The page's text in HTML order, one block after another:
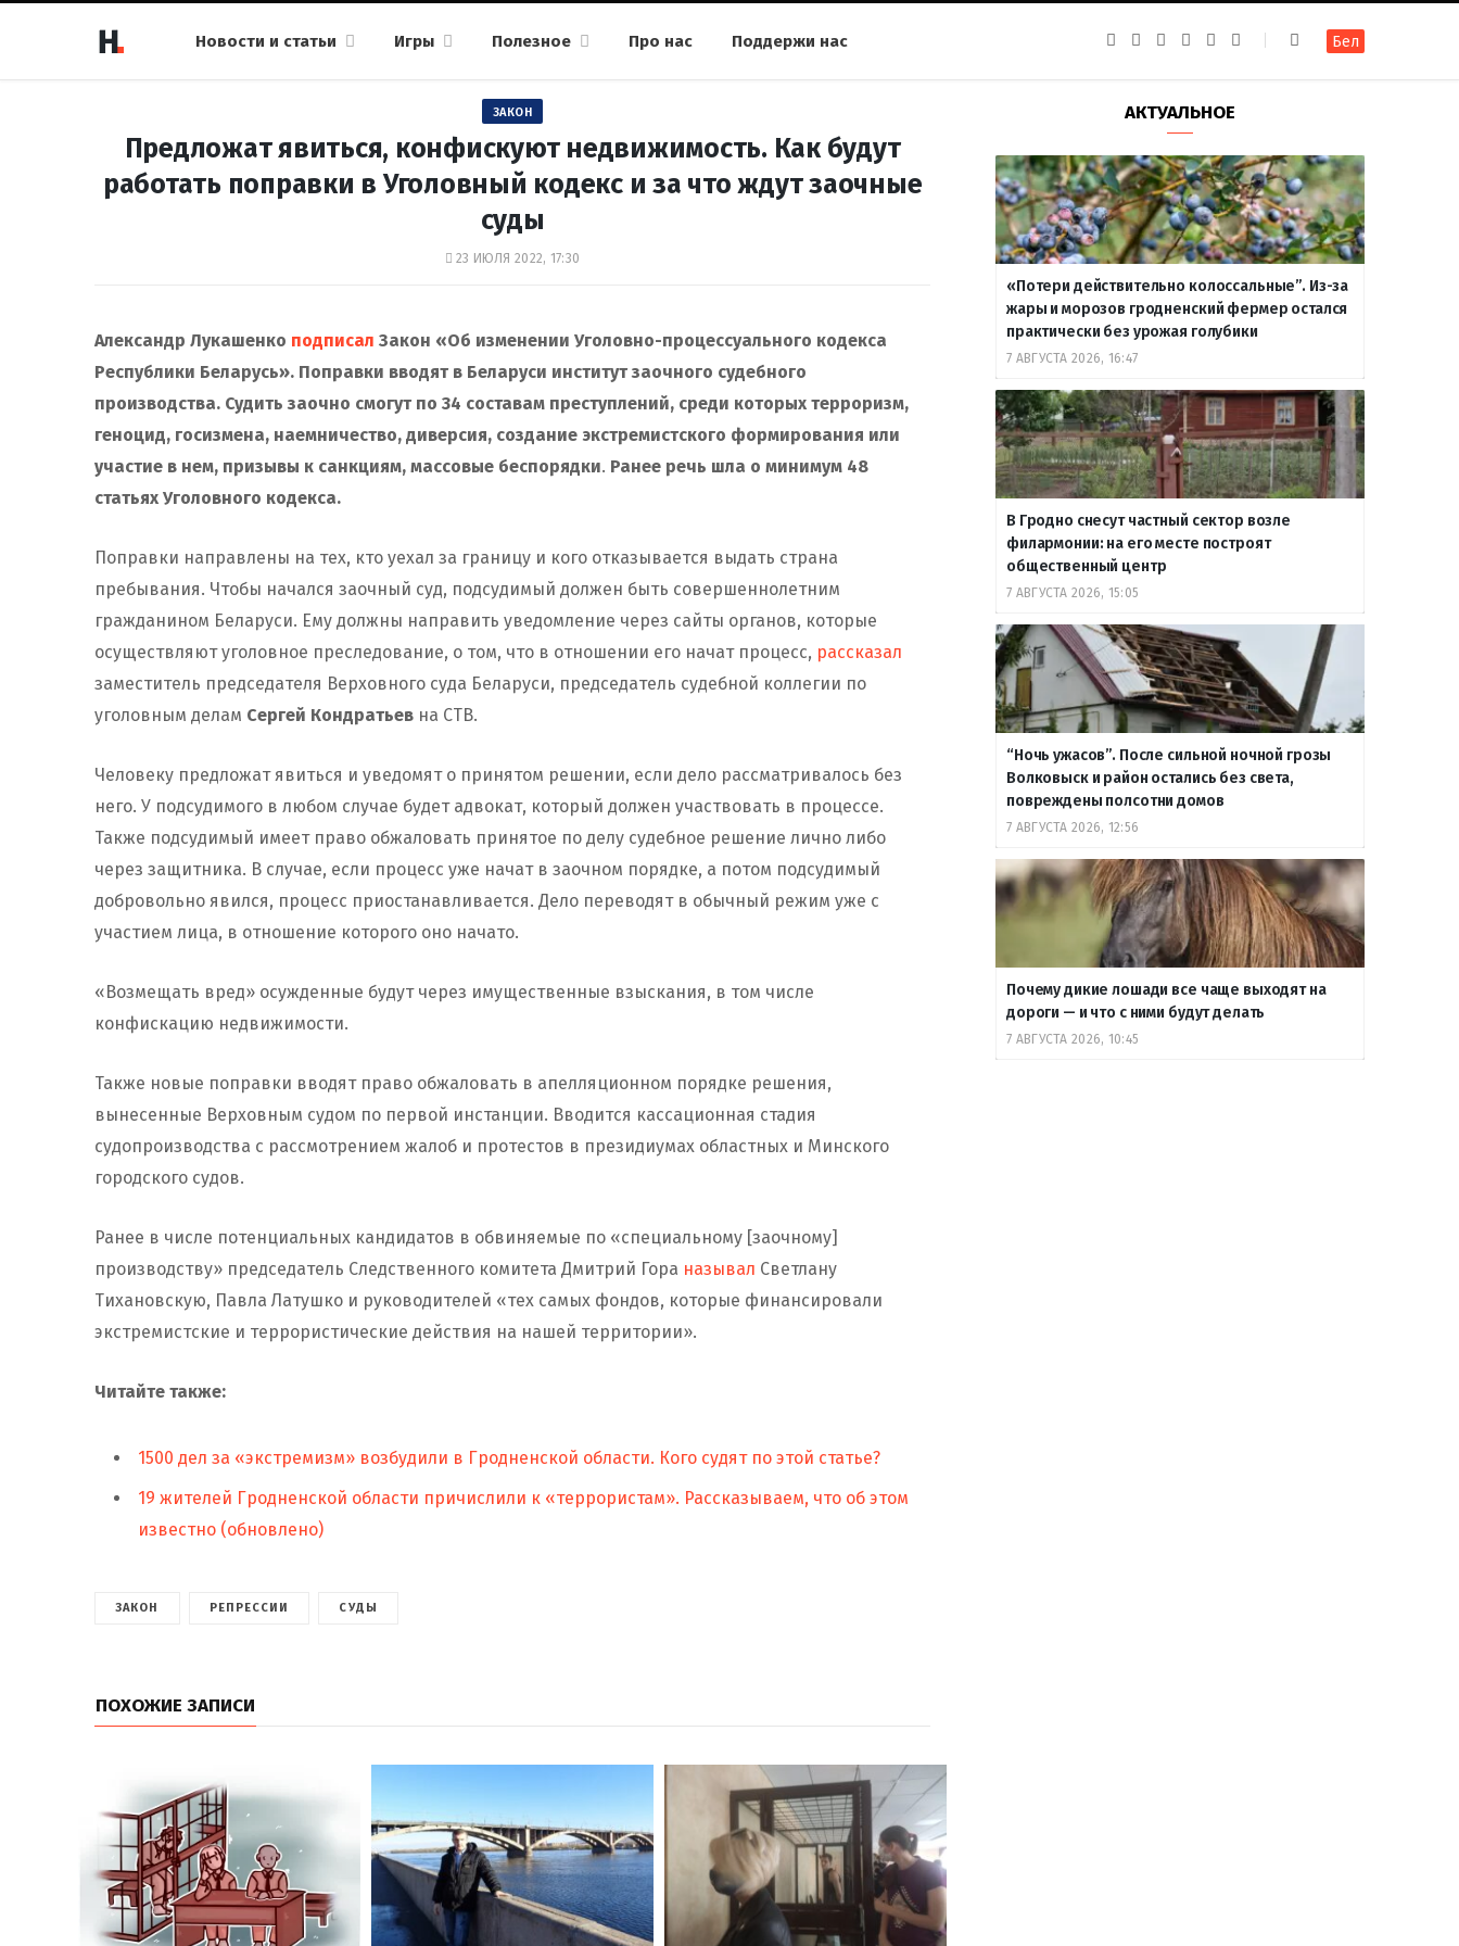
Новости и статьи Игры Полезное Про нас Поддержи нас
k
a
g
a
m
g
r
a
m
u
b
т
е
Бел
ЗАКОН
Предложат явиться, конфискуют недвижимость. Как будут
работать поправки в Уголовный кодекс и за что ждут заочные
суды
23 ИЮЛЯ 2022, 17:30
Александр Лукашенко подписал Закон «Об изменении Уголовно-процессуального кодекса
Республики Беларусь». Поправки вводят в Беларуси институт заочного судебного
производства. Судить заочно смогут по 34 составам преступлений, среди которых терроризм,
геноцид, госизмена, наемничество, диверсия, создание экстремистского формирования или
участие в нем, призывы к санкциям, массовые беспорядки. Ранее речь шла о минимум 48
статьях Уголовного кодекса.
Поправки направлены на тех, кто уехал за границу и кого отказывается выдать страна
пребывания. Чтобы начался заочный суд, подсудимый должен быть совершеннолетним
гражданином Беларуси. Ему должны направить уведомление через сайты органов, которые
осуществляют уголовное преследование, о том, что в отношении его начат процесс, рассказал
заместитель председателя Верховного суда Беларуси, председатель судебной коллегии по
уголовным делам Сергей Кондратьев на СТВ.
Человеку предложат явиться и уведомят о принятом решении, если дело рассматривалось без
него. У подсудимого в любом случае будет адвокат, который должен участвовать в процессе.
Также подсудимый имеет право обжаловать принятое по делу судебное решение лично либо
через защитника. В случае, если процесс уже начат в заочном порядке, а потом подсудимый
добровольно явился, процесс приостанавливается. Дело переводят в обычный режим уже с
участием лица, в отношение которого оно начато.
«Возмещать вред» осужденные будут через имущественные взыскания, в том числе
конфискацию недвижимости.
Также новые поправки вводят право обжаловать в апелляционном порядке решения,
вынесенные Верховным судом по первой инстанции. Вводится кассационная стадия
судопроизводства с рассмотрением жалоб и протестов в президиумах областных и Минского
городского судов.
Ранее в числе потенциальных кандидатов в обвиняемые по «специальному [заочному]
производству» председатель Следственного комитета Дмитрий Гора называл Светлану
Тихановскую, Павла Латушко и руководителей «тех самых фондов, которые финансировали
экстремистские и террористические действия на нашей территории».
Читайте также:
1500 дел за «экстремизм» возбудили в Гродненской области. Кого судят по этой статье?
19 жителей Гродненской области причислили к «террористам». Рассказываем, что об этом
известно (обновлено)
ЗАКОН РЕПРЕССИИ СУДЫ
ПОХОЖИЕ ЗАПИСИ
АКТУАЛЬНОЕ
«Потери действительно колоссальные”. Из-за
жары и морозов гродненский фермер остался
практически без урожая голубики
7 АВГУСТА 2026, 16:47
В Гродно снесут частный сектор возле
филармонии: на его месте построят
общественный центр
7 АВГУСТА 2026, 15:05
“Ночь ужасов”. После сильной ночной грозы
Волковыск и район остались без света,
повреждены полсотни домов
7 АВГУСТА 2026, 12:56
Почему дикие лошади все чаще выходят на
дороги — и что с ними будут делать
7 АВГУСТА 2026, 10:45